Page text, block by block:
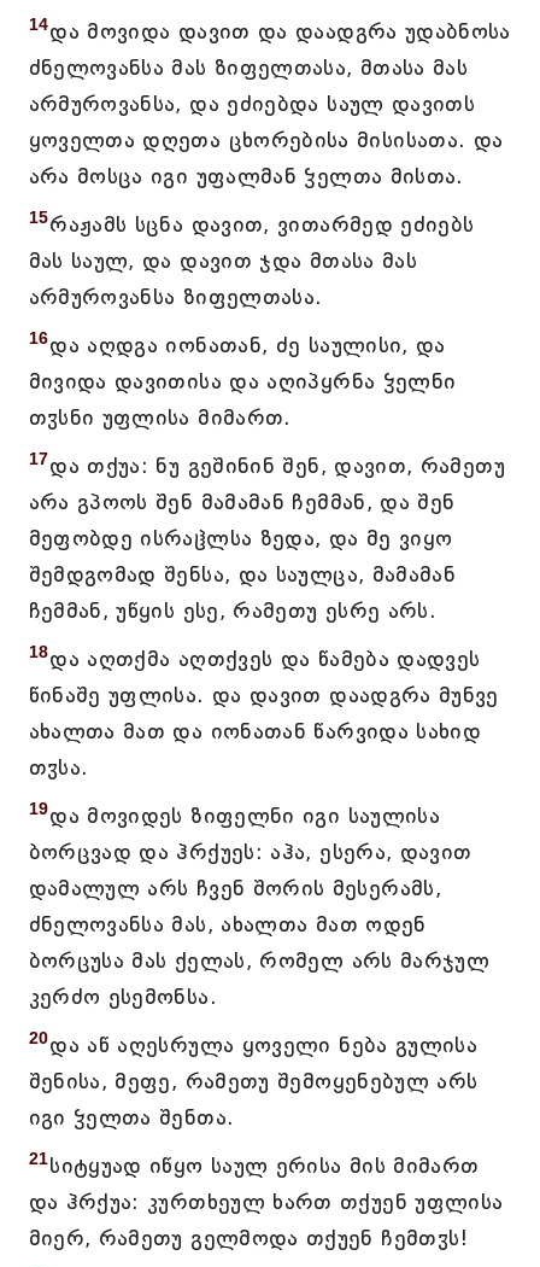
14და მოვიდა დავით და დაადგრა უდაბნოსა
ძნელოვანსა მას ზიფელთასა, მთასა მას
არმუროვანსა, და ეძიებდა საულ დავითს
ყოველთა დღეთა ცხორებისა მისისათა. და
არა მოსცა იგი უფალმან ჴელთა მისთა.
15რაჟამს სცნა დავით, ვითარმედ ეძიებს
მას საულ, და დავით ჯდა მთასა მას
არმუროვანსა ზიფელთასა.
16და აღდგა იონათან, ძე საულისი, და
მივიდა დავითისა და აღიპყრნა ჴელნი
თჳსნი უფლისა მიმართ.
17და თქუა: ნუ გეშინინ შენ, დავით, რამეთუ
არა გპოოს შენ მამამან ჩემმან, და შენ
მეფობდე ისრაჱლსა ზედა, და მე ვიყო
შემდგომად შენსა, და საულცა, მამამან
ჩემმან, უწყის ესე, რამეთუ ესრე არს.
18და აღთქმა აღთქვეს და წამება დადვეს
წინაშე უფლისა. და დავით დაადგრა მუნვე
ახალთა მათ და იონათან წარვიდა სახიდ
თჳსა.
19და მოვიდეს ზიფელნი იგი საულისა
ბორცვად და ჰრქუეს: აჰა, ესერა, დავით
დამალულ არს ჩვენ შორის მესერამს,
ძნელოვანსა მას, ახალთა მათ ოდენ
ბორცუსა მას ქელას, რომელ არს მარჯულ
კერძო ესემონსა.
20და აწ აღესრულა ყოველი ნება გულისა
შენისა, მეფე, რამეთუ შემოყენებულ არს
იგი ჴელთა შენთა.
21სიტყუად იწყო საულ ერისა მის მიმართ
და ჰრქუა: კურთხეულ ხართ თქუენ უფლისა
მიერ, რამეთუ გელმოდა თქუენ ჩემთჳს!